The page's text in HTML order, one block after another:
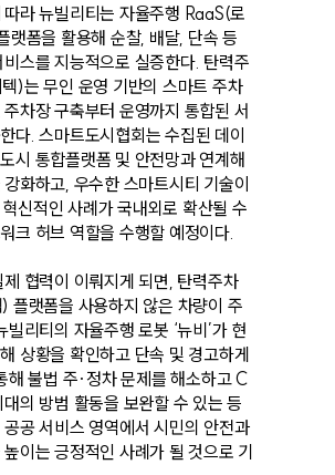
따라 뉴빌리티는 자율주행 RaaS(로
랫폼을 활용해 순찰, 배달, 단속 등
스를 지능적으로 실증한다. 탄력주
)는 무인 운영 기반의 스마트 주차
차장 구축부터 운영까지 통합된 서
다. 스마트도시협회는 수집된 데이
시 통합플랫폼 및 안전망과 연계해
화하고, 우수한 스마트시티 기술이
신적인 사례가 국내외로 확산될 수
크 허브 역할을 수행할 예정이다.
제 협력이 이뤄지게 되면, 탄력주차
플랫폼을 사용하지 않은 차량이 주
빌리티의 자율주행 로봇 ‘뉴비’가 현
상황을 확인하고 단속 및 경고하게
해 불법 주·정차 문제를 해소하고 C
의 방범 활동을 보완할 수 있는 등
공 서비스 영역에서 시민의 안전과
이는 긍정적인 사례가 될 것으로 기